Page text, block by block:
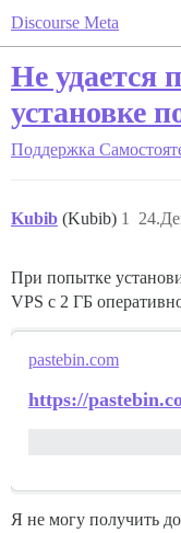
Discourse Meta
Не удается
установке
Поддержка
Kubib (Kubib) 1
При попытке
VPS с 2 ГБ
pastebin.com
https://
Я не могу получить